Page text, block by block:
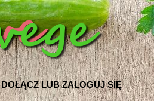
DOŁĄCZ LUB ZALOGUJ SIĘ